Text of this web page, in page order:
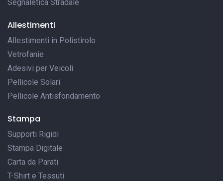
Segnaletica Stradale
Allestimenti
Allestimenti in Polistirolo
Vetrofanie
Adesivi per Veicoli
Pellicole Solari
Pellicole Antisfondamento
Stampa
Supporti Rigidi
Stampa Digitale
Carta da Parati
T-Shirt e Tessuti